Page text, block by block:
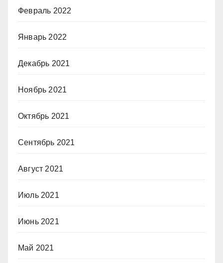
Февраль 2022
Январь 2022
Декабрь 2021
Ноябрь 2021
Октябрь 2021
Сентябрь 2021
Август 2021
Июль 2021
Июнь 2021
Май 2021